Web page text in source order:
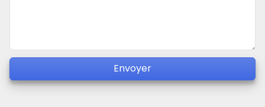
Envoyer